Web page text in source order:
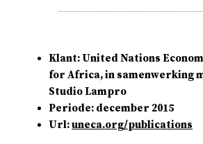
Klant: United Nations
for Africa, in samenwerking
Studio Lampro
Periode: december 2015
Url:uneca.org/publications